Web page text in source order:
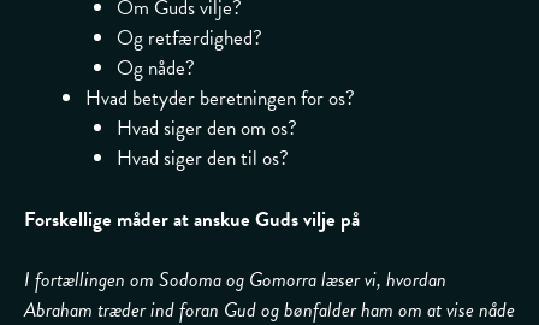
Om Guds vilje?
Og retfærdighed?
Og nåde?
Hvad betyder beretningen for os?
Hvad siger den om os?
Hvad siger den til os?
Forskellige måder at anskue Guds vilje på
I fortællingen om Sodoma og Gomorra læser vi, hvordan
Abraham træder ind foran Gud og bønfalder ham om at vise nåde